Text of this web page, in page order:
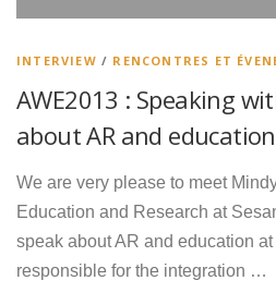
Español
INTERVIEW / RENCONTRES ET
AWE2013 : Speaking
about AR and education
We are very please to meet
Education and Research at
speak about AR and education at
responsible for the integration …